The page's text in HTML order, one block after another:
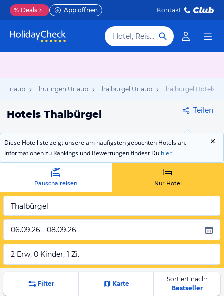
% Deals App öffnen Kontakt
Hotel, Reiseziel
Urlaub Thüringen Urlaub Thalbürgel Urlaub Thalbürgel Hotels
Hotels Thalbürgel Teilen
Diese Hotelliste zeigt unsere am häufigsten gebuchten Hotels an.
Informationen zu Rankings und Bewertungen findest Du hier
Pauschalreisen Nur Hotel
Thalbürgel
06.09.26 - 08.09.26
2 Erw, 0 Kinder, 1 Zi.
Filter Karte
Sortiert nach:
Bestseller